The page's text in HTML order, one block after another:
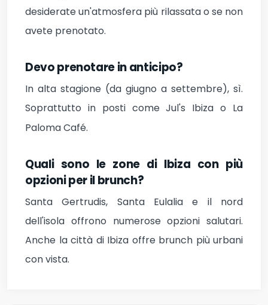
desiderate un'atmosfera più rilassata o se non
avete prenotato.
Devo prenotare in anticipo?
In alta stagione (da giugno a settembre), sì.
Soprattutto in posti come Jul's Ibiza o La
Paloma Café.
Quali sono le zone di Ibiza con più
opzioni per il brunch?
Santa Gertrudis, Santa Eulalia e il nord
dell'isola offrono numerose opzioni salutari.
Anche la città di Ibiza offre brunch più urbani
con vista.